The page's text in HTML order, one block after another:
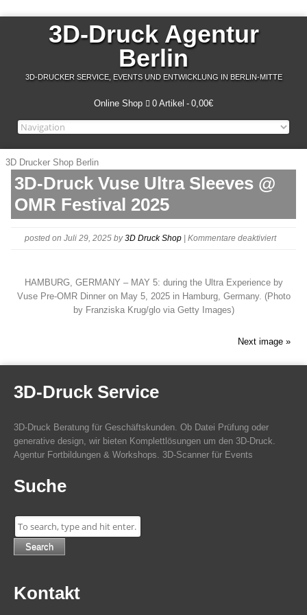
3D-Druck Agentur
Berlin
3D-DRUCKER SERVICE, EVENTS UND ENTWICKLUNG IN BERLIN-MITTE
Online Shop 0 Artikel 0,00€
3D Drucker Shop Berlin
3D-Druck Vuse Ultra Sleeves @
OMR Festival 2025
posted on Juli 29, 2025 by3D Druck Shop Kommentare deaktiviertfür
Vuse
In
HAMBURG, GERMANY – MAY 5: during the Ultra Experience by
Vuse Pre-OMR Dinner on May 5, 2025 in Hamburg, Germany. (Photo
by Franziska Krug/glo via Getty Images)
Next image »
3D-Druck Service
3D-Druck Beratung für Geschäftskunden. Ob Datei Prüfung oder
generative design, wir bieten Komplettlösungen um den 3D-Druck.
Agentur Fortbildungen & Workshops. 3D-Scanner für Events
Suche
Search
Kontakt